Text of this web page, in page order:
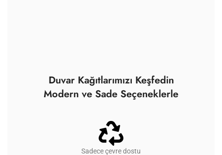
Duvar Kağıtlarımızı Keşfedin
Modern ve Sade Seçeneklerle
Sadece çevre dostu